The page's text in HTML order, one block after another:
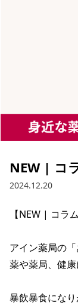
NEW | コ
2024.12.20
【NEW | コラ
アイン薬局の
薬や薬局、健
暴飲暴食になり